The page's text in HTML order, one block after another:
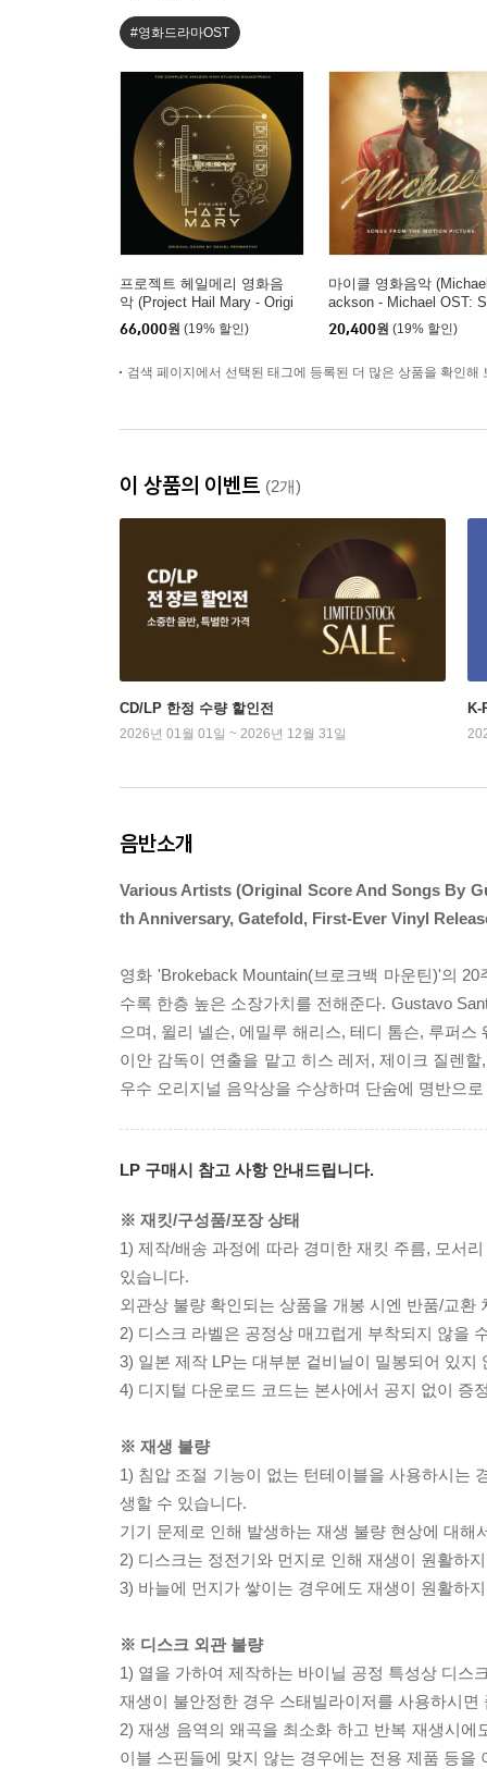
#영화드라마OST
프로젝트 헤일메리 영화음
악 (Project Hail Mary - Origi
nal Soundtrack)
66,000원 (19% 할인)
마이클 영화음악
ackson - Michael OST:
gs From the Motion
e)
20,400원 (19% 할인)
검색 페이지에서 선택된 태그에 등록된 더 많은 상품을 확인해
이 상품의 이벤트 (2개)
CD/LP 한정 수량 할인전
2026년 01월 01일 ~ 2026년 12월 31일
K-
음반소개
Various Artists (Original Score And Songs By
th Anniversary, Gatefold, First-Ever Vinyl
영화 'Brokeback Mountain(브로크백 마운틴)'의
수록 한층 높은 소장가치를 전해준다. Gustavo
으며, 윌리 넬슨, 에밀루 해리스, 테디 톰슨, 루퍼
이안 감독이 연출을 맡고 히스 레저, 제이크 질렌
우수 오리지널 음악상을 수상하며 단숨에 명반으
LP 구매시 참고 사항 안내드립니다.
※ 재킷/구성품/포장 상태
1) 제작/배송 과정에 따라 경미한 재킷 주름, 모서
있습니다.
외관상 불량 확인되는 상품을 개봉 시엔 반품/교환
2) 디스크 라벨은 공정상 매끄럽게 부착되지 않을
3) 일본 제작 LP는 대부분 겉비닐이 밀봉되어 있지
4) 디지털 다운로드 코드는 본사에서 공지 없이 증
※ 재생 불량
1) 침압 조절 기능이 없는 턴테이블을 사용하시는
생할 수 있습니다.
기기 문제로 인해 발생하는 재생 불량 현상에 대
2) 디스크는 정전기와 먼지로 인해 재생이 원활하
3) 바늘에 먼지가 쌓이는 경우에도 재생이 원활하
※ 디스크 외관 불량
1) 열을 가하여 제작하는 바이닐 공정 특성상 디스
재생이 불안정한 경우 스태빌라이저를 사용하시
2) 재생 음역의 왜곡을 최소화 하고 반복 재생시
이블 스핀들에 맞지 않는 경우에는 전용 제품 등